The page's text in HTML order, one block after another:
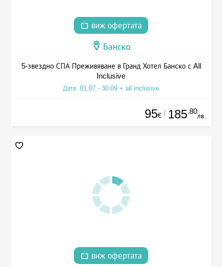
виж офертата
Банско
5-звездно СПА Преживяване в Гранд Хотел Банско с All
Inclusive
Дата: 01.07 - 30.09 + all inclusive
95€ / 185.80
лв.
виж офертата